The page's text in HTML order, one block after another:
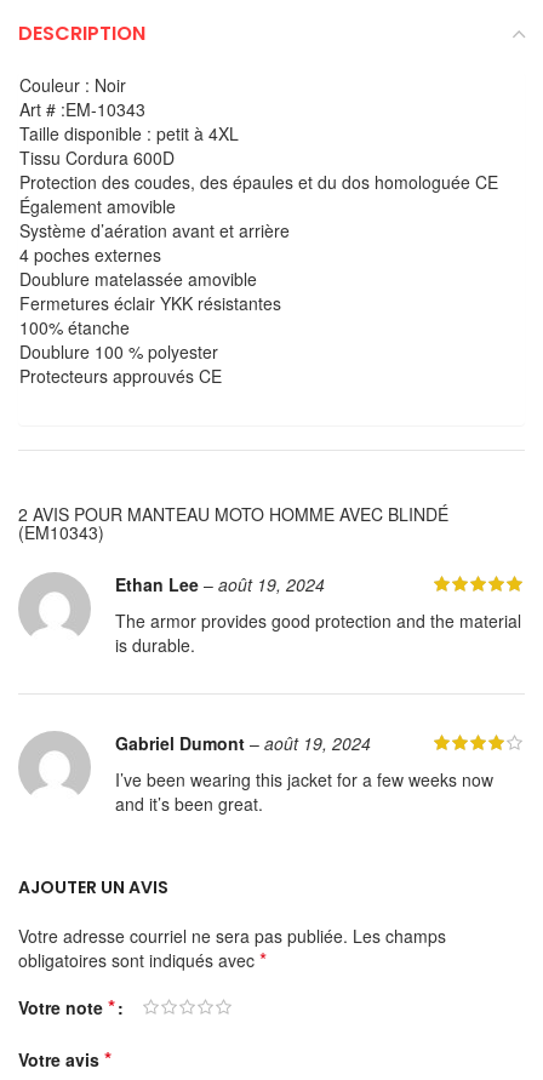
DESCRIPTION
Couleur : Noir
Art # :EM-10343
Taille disponible : petit à 4XL
Tissu Cordura 600D
Protection des coudes, des épaules et du dos homologuée CE
Également amovible
Système d’aération avant et arrière
4 poches externes
Doublure matelassée amovible
Fermetures éclair YKK résistantes
100% étanche
Doublure 100 % polyester
Protecteurs approuvés CE
2 AVIS POUR MANTEAU MOTO HOMME AVEC BLINDÉ
(EM10343)
Ethan Lee – août 19, 2024
The armor provides good protection and the material
is durable.
Gabriel Dumont – août 19, 2024
I’ve been wearing this jacket for a few weeks now
and it’s been great.
AJOUTER UN AVIS
Votre adresse courriel ne sera pas publiée. Les champs
obligatoires sont indiqués avec *
Votre note *
Votre avis *